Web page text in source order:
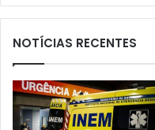
NOTÍCIAS RECENTES